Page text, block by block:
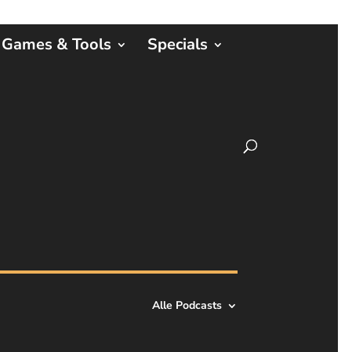
Games & Tools Specials
Alle Podcasts